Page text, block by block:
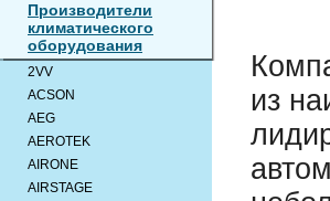
Производители
климатического
оборудования
2VV
ACSON
AEG
AEROTEK
AIRONE
AIRSTAGE
из